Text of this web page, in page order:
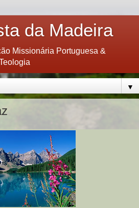
da Madeira
Missionária Portuguesa &
▼